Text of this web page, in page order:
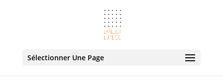
Sélectionner Une Page